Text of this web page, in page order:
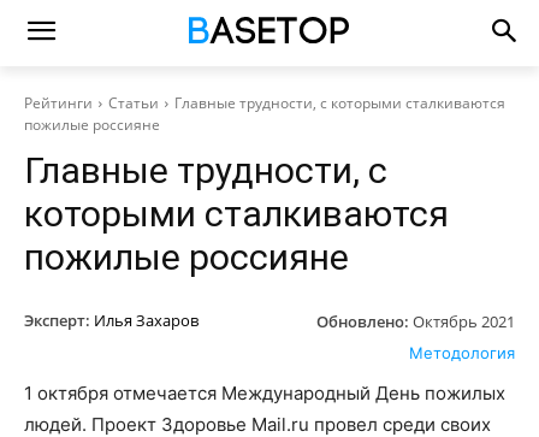
Рейтинги Статьи
Главные трудности, с которыми сталкиваются
пожилые россияне
Главные трудности, с
которыми сталкиваются
пожилые россияне
Эксперт: Илья Захаров Обновлено: Октябрь 2021
Методология
1 октября отмечается Международный День пожилых
людей. Проект Здоровье Mail.ru провел среди своих